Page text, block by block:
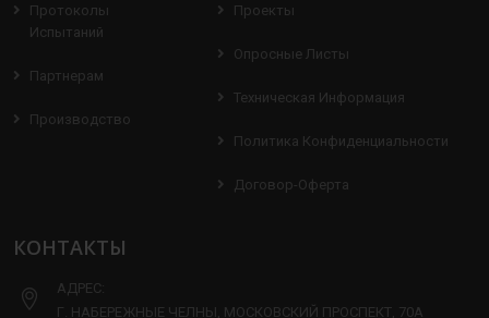
Протоколы
Испытаний
Партнерам
Производство
Проекты
Опросные Листы
Техническая Информация
Политика Конфиденциальности
Договор-Оферта
КОНТАКТЫ
АДРЕС:
Г. НАБЕРЕЖНЫЕ ЧЕЛНЫ, МОСКОВСКИЙ ПРОСПЕКТ, 70А